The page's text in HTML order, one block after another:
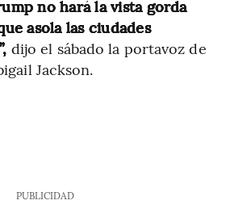
no hará la vista gorda
asola las ciudades
dijo el sábado la portavoz de
Jackson.
PUBLICIDAD